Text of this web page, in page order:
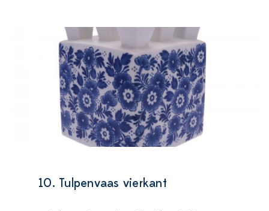
10. Tulpenvaas vierkant